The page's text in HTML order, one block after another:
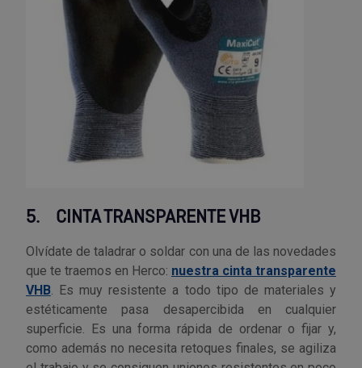
5. CINTA TRANSPARENTE VHB
Olvídate de taladrar o soldar con una de las novedades
que te traemos en Herco: nuestra cinta transparente
VHB . Es muy resistente a todo tipo de materiales y
estéticamente pasa desapercibida en cualquier
superficie. Es una forma rápida de ordenar o fijar y,
como además no necesita retoques finales, se agiliza